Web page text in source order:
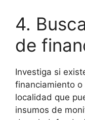
4.
de
Investiga si
financiamiento
localidad que
insumos de